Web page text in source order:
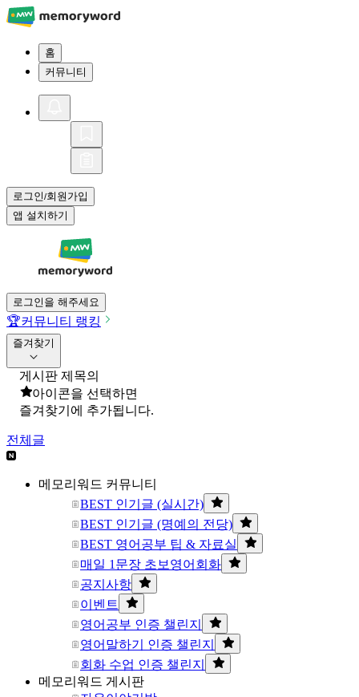
홈
커뮤니티
로그인/회원가입
앱 설치하기
로그인을 해주세요
🏆커뮤니티 랭킹
즐겨찾기
게시판 제목의
아이콘을 선택하면
즐겨찾기에 추가됩니다.
전체글
메모리워드 커뮤니티
BEST 인기글 (실시간)
BEST 인기글 (명예의 전당)
BEST 영어공부 팁 & 자료실
매일 1문장 초보영어회화
공지사항
이벤트
영어공부 인증 챌린지
영어말하기 인증 챌린지
회화 수업 인증 챌린지
메모리워드 게시판